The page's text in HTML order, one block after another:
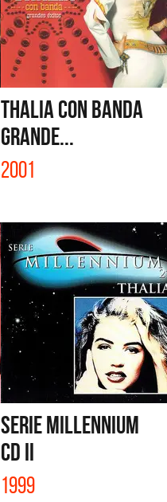
THALIA CON BANDA
GRANDE...
2001
SERIE MILLENNIUM
CD II
1999